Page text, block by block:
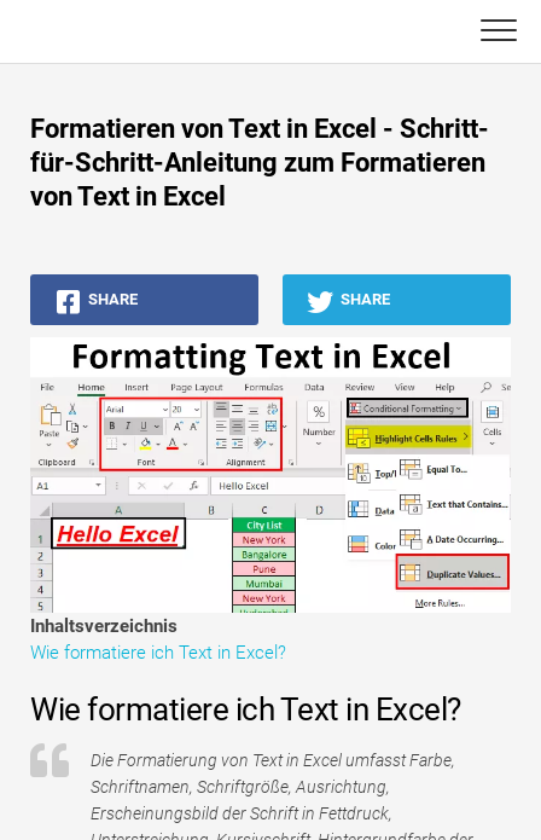
content
Buchhaltungs-Tutorials
Asset Management-Tutorials
Excel, VBA & Power BI
Investment Banking Tutorials
Top Bücher
Finanzkarriere-Leitfäden
Ressourcen für die Finanzzertifizierung
Tutorials zur Finanzmodellierung
Vollständige Form
Formatieren von Text in Excel - Schritt-
für-Schritt-Anleitung zum Formatieren
von Text in Excel
SHARE SHARE
Inhaltsverzeichnis
Wie formatiere ich Text in Excel?
Wie formatiere ich Text in Excel?
Die Formatierung von Text in Excel umfasst Farbe,
Schriftnamen, Schriftgröße, Ausrichtung,
Erscheinungsbild der Schrift in Fettdruck,